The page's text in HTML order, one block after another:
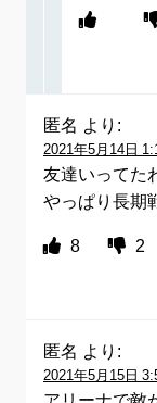
匿名 より:
2021年5月14日
友達いってた
やっぱり長期
8 2
匿名 より:
2021年5月15日